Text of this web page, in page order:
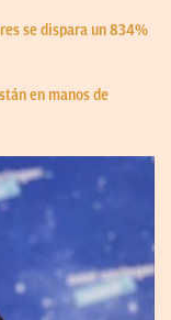
se dispara un 834%
en manos de